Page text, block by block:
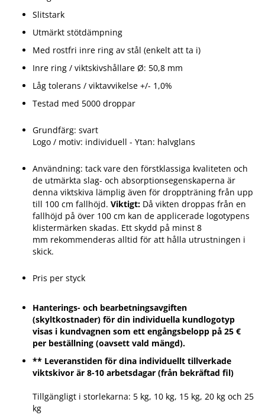
Slitstark
Utmärkt stötdämpning
Med rostfri inre ring av stål (enkelt att ta i)
Inre ring / viktskivshållare Ø: 50,8 mm
Låg tolerans / viktavvikelse +/- 1,0%
Testad med 5000 droppar
Grundfärg: svart
Logo / motiv: individuell - Ytan: halvglans
Användning: tack vare den förstklassiga kvaliteten och
de utmärkta slag- och absorptionsegenskaperna är
denna viktskiva lämplig även för droppträning från upp
till 100 cm fallhöjd. Viktigt: Då vikten droppas från en
fallhöjd på över 100 cm kan de applicerade logotypens
klistermärken skadas. Ett skydd på minst 8
mm rekommenderas alltid för att hålla utrustningen i
skick.
Pris per styck
Hanterings- och bearbetningsavgiften
(skyltkostnader) för din individuella kundlogotyp
visas i kundvagnen som ett engångsbelopp på 25 €
per beställning (oavsett vald mängd).
** Leveranstiden för dina individuellt tillverkade
viktskivor är 8-10 arbetsdagar (från bekräftad fil)
Tillgängligt i storlekarna: 5 kg, 10 kg, 15 kg, 20 kg och 25
kg